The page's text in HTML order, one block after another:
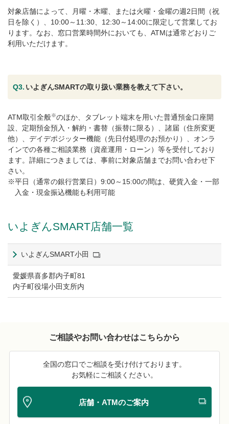
対象店舗によって、月曜・木曜、または火曜・金曜の週2日間（祝
日を除く）、10:00～11:30、12:30～14:00に限定して営業してお
ります。なお、窓口営業時間外においても、ATMは通常どおりご
利用いただけます。
Q3. いよぎんSMARTの取り扱い業務を教えて下さい。
ATM取引全般※のほか、タブレット端末を用いた普通預金口座開
設、定期預金預入・解約・書替（振替に限る）、諸届（住所変更
他）、デイデポジッター機能（先日付処理のお預かり）、オンラ
インでの各種ご相談業務（資産運用・ローン）等を受付しており
ます。詳細につきましては、事前に対象店舗までお問い合わせ下
さい。
※平日（通常の銀行営業日）9:00～15:00の間は、硬貨入金・一部
入金・現金振込機能も利用可能
いよぎんSMART店舗一覧
いよぎんSMART小田
愛媛県喜多郡内子町81
内子町役場小田支所内
ご相談やお問い合わせはこちらから
全国の窓口でご相談を受け付けております。
お気軽にご相談ください。
店舗・ATMのご案内